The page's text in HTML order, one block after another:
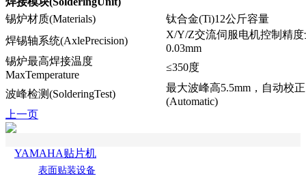
锡炉材质(Materials)
钛合金(Ti)12公斤容量
焊锡轴系统(AxlePrecision)
X/Y/Z交流伺服电机控制精度
0.03mm
锡炉最高焊接温度
MaxTemperature
≤350度
波峰检测(SolderingTest)
最大波峰高5.5mm，自动校正
(Automatic)
上一页
YAMAHA贴片机
表面贴装设备